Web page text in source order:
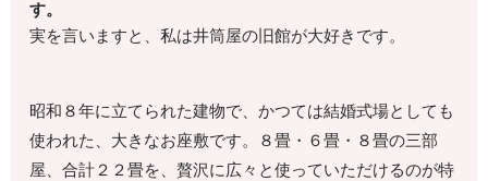
す。
実を言いますと、私は井筒屋の旧館が大好きです。
昭和８年に立てられた建物で、かつては結婚式場としても
使われた、大きなお座敷です。８畳・６畳・８畳の三部
屋、合計２２畳を、贅沢に広々と使っていただけるのが特